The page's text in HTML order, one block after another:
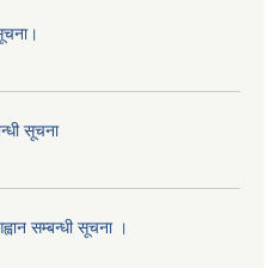
सूचना
सम्बन्धी सूचना ।